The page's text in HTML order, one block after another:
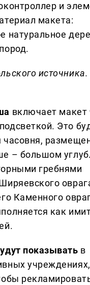
и
макета:
натуральное
источника.
включает макет
Это
часовня,
– большом
гребнями
Каменного
как
показывать в